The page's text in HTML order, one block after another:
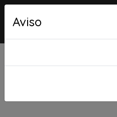
Bem
Aviso